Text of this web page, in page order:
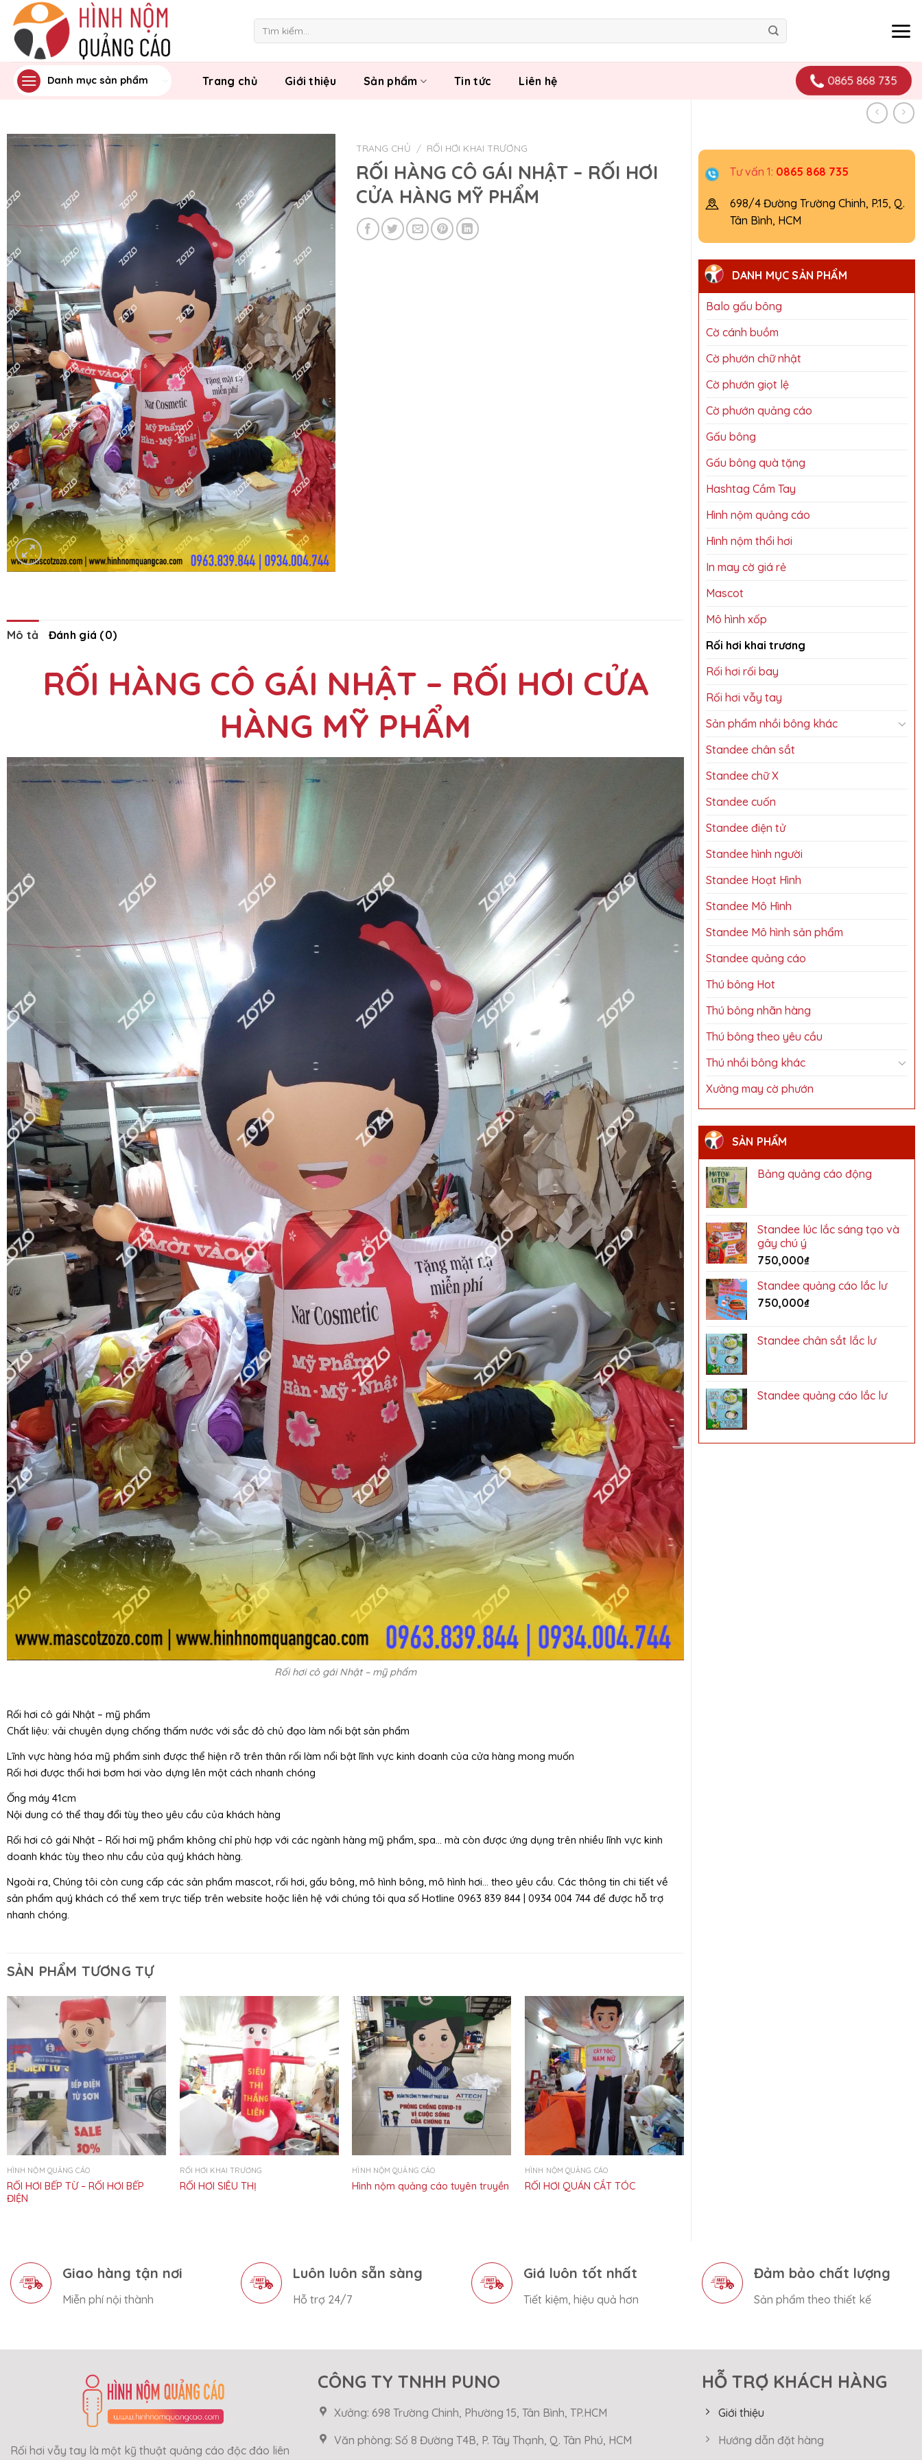
Skip
content
kiếm:
Danh mục sản phẩm Trang chủ Giới thiệu Sản phẩm Tin tức Liên hệ 0865 868 735
Tư vấn 1: 0865 868 735
698/4 Đường Trường Chinh, P.15, Q.
Tân Bình, HCM
DANH MỤC SẢN PHẨM
Balo gấu bông
Cờ cánh buồm
Cờ phướn chữ nhật
Cờ phướn giọt lệ
Cờ phướn quảng cáo
Gấu bông
Gấu bông quà tặng
Hashtag Cầm Tay
Hình nộm quảng cáo
Hình nộm thổi hơi
In may cờ giá rẻ
Mascot
Mô hình xốp
Rối hơi khai trương
Rối hơi rối bay
Rối hơi vẫy tay
Sản phẩm nhồi bông khác
Standee chân sắt
Standee chữ X
Standee cuốn
Standee điện tử
Standee hình người
Standee Hoạt Hình
Standee Mô Hình
Standee Mô hình sản phẩm
Standee quảng cáo
Thú bông Hot
Thú bông nhãn hàng
Thú bông theo yêu cầu
Thú nhồi bông khác
Xưởng may cờ phướn
SẢN PHẨM
Bảng quảng cáo động
Standee lúc lắc sáng tạo và
gây chú ý
750,000₫
Standee quảng cáo lắc lư
750,000₫
Standee chân sắt lắc lư
Standee quảng cáo lắc lư
TRANG CHỦ / RỐI HƠI KHAI TRƯƠNG
RỐI HÀNG CÔ GÁI NHẬT – RỐI HƠI
CỬA HÀNG MỸ PHẨM
Mô tả Đánh giá (0)
RỐI HÀNG CÔ GÁI NHẬT – RỐI HƠI CỬA
HÀNG MỸ PHẨM
Rối hơi cô gái Nhật – mỹ phẩm
Rối hơi cô gái Nhật – mỹ phẩm
Chất liệu: vải chuyên dụng chống thấm nước với sắc đỏ chủ đạo làm nổi bật sản phẩm
Lĩnh vực hàng hóa mỹ phẩm sinh được thể hiện rõ trên thân rối làm nổi bật lĩnh vực kinh doanh của cửa hàng mong muốn
Rối hơi được thổi hơi bơm hơi vào dựng lên một cách nhanh chóng
Ống máy 41cm
Nội dung có thể thay đổi tùy theo yêu cầu của khách hàng
Rối hơi cô gái Nhật – Rối hơi mỹ phẩm không chỉ phù hợp với các ngành hàng mỹ phẩm, spa… mà còn được ứng dụng trên nhiều lĩnh vực kinh
doanh khác tùy theo nhu cầu của quý khách hàng.
Ngoài ra, Chúng tôi còn cung cấp các sản phẩm mascot, rối hơi, gấu bông, mô hình bông, mô hình hơi… theo yêu cầu. Các thông tin chi tiết về
sản phẩm quý khách có thể xem trực tiếp trên website hoặc liên hệ với chúng tôi qua số Hotline 0963 839 844 | 0934 004 744 để được hỗ trợ
nhanh chóng.
SẢN PHẨM TƯƠNG TỰ
HÌNH NỘM QUẢNG CÁO
RỐI HƠI BẾP TỪ – RỐI HƠI BẾP
ĐIỆN
RỐI HƠI KHAI TRƯƠNG
RỐI HƠI SIÊU THỊ
HÌNH NỘM QUẢNG CÁO
Hình nộm quảng cáo tuyên truyền
HÌNH NỘM QUẢNG CÁO
RỐI HƠI QUÁN CẮT TÓC
Giao hàng tận nơi
Miễn phí nội thành
Luôn luôn sẵn sàng
Hỗ trợ 24/7
Giá luôn tốt nhất
Tiết kiệm, hiệu quả hơn
Đảm bảo chất lượng
Sản phẩm theo thiết kế
Rối hơi vẫy tay là một kỹ thuật quảng cáo độc đáo liên
CÔNG TY TNHH PUNO
Xưởng: 698 Trường Chinh, Phường 15, Tân Bình, TP.HCM
Văn phòng: Số 8 Đường T4B, P. Tây Thạnh, Q. Tân Phú, HCM
HỖ TRỢ KHÁCH HÀNG
Giới thiệu
Hướng dẫn đặt hàng